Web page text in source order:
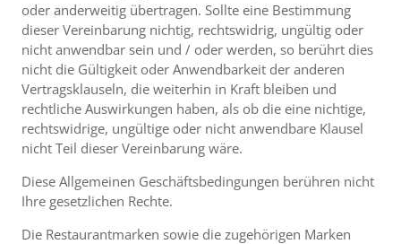
oder anderweitig übertragen. Sollte eine Bestimmung
dieser Vereinbarung nichtig, rechtswidrig, ungültig oder
nicht anwendbar sein und / oder werden, so berührt dies
nicht die Gültigkeit oder Anwendbarkeit der anderen
Vertragsklauseln, die weiterhin in Kraft bleiben und
rechtliche Auswirkungen haben, als ob die eine nichtige,
rechtswidrige, ungültige oder nicht anwendbare Klausel
nicht Teil dieser Vereinbarung wäre.
Diese Allgemeinen Geschäftsbedingungen berühren nicht
Ihre gesetzlichen Rechte.
Die Restaurantmarken sowie die zugehörigen Marken